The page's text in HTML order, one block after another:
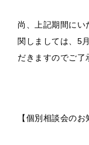
尚、上記期間にい
関しましては、5
だきますのでご了
【個別相談会のお